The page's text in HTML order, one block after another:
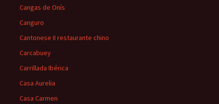
Cangas de Onís
Canguro
Cantonese II restaurante chino
Carcabuey
Carrillada Ibérica
Casa Aurelia
Casa Carmen